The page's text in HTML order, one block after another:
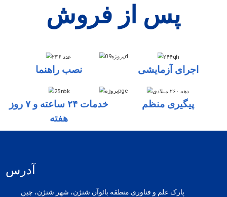
پس از فروش
نصب راهنما اجرای آزمایشی
خدمات ۲۴ ساعته و ۷ روز
هفته
پیگیری منظم
آدرس
پارک علم و فناوری منطقه بائوآن شنژن، شهر شنژن، چین